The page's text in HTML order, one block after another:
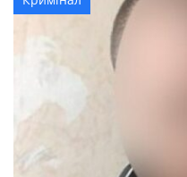
Загиблими виявилися
мали численні тілесні